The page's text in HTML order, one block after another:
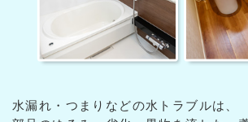
水漏れ・つまりなどの水トラブルは、